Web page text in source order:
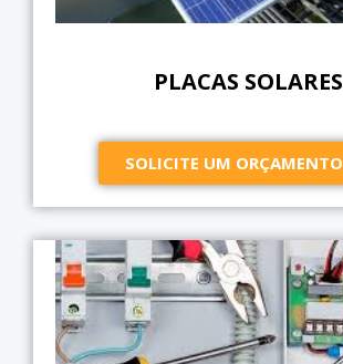
PLACAS SOLARES
SOLICITE UM ORÇAMENTO